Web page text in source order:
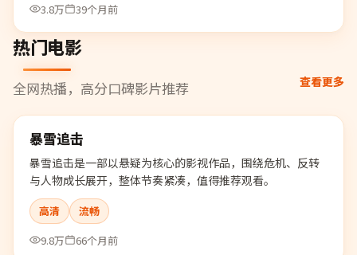
3.8万
39个月前
热门电影
全网热播，高分口碑影片推荐 查看更多
热门
暴雪追击
暴雪追击是一部以悬疑为核心的影视作品，围绕危机、反转
与人物成长展开，整体节奏紧凑，值得推荐观看。
高清
流畅
9.8万
66个月前